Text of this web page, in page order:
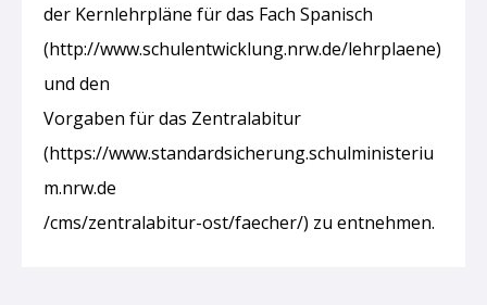
der Kernlehrpläne für das Fach Spanisch
(http://www.schulentwicklung.nrw.de/lehrplaene)
und den
Vorgaben für das Zentralabitur
(https://www.standardsicherung.schulministeriu
m.nrw.de
/cms/zentralabitur-ost/faecher/) zu entnehmen.